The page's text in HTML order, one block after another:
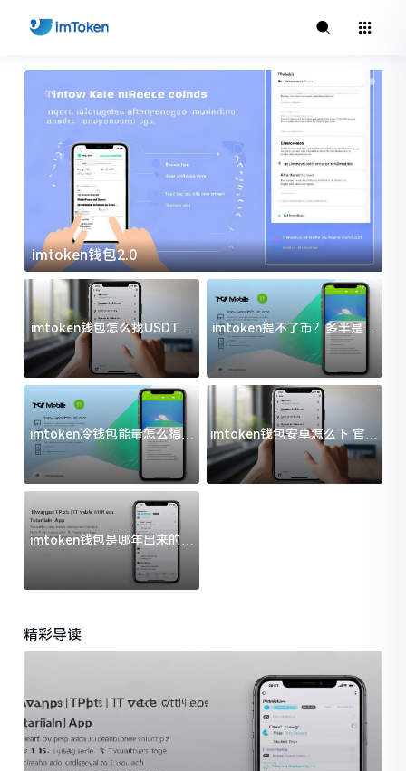
imtoken官方下载
imtoken钱包怎么找USDT地
址？三步搞定不踩坑
imtoken提不了币？多半是这
几件事没处理好
imtoken冷钱包能量怎么搞？
过来人告诉你门道
imtoken钱包安卓怎么下 官方
渠道避坑指南
imtoken钱包是哪年出来的？
一文给你说清楚
精彩导读